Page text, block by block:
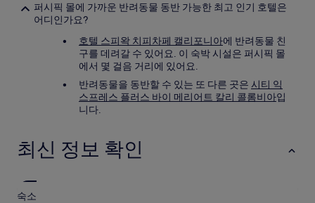
퍼시픽 몰에 가까운 반려동물 동반 가능한 최고 인기 호텔은
어디인가요?
호텔 스피왁 치피차페 캘리포니아에 반려동물 친
구를 데려갈 수 있어요. 이 숙박 시설은 퍼시픽 몰
에서 몇 걸음 거리에 있어요.
반려동물을 동반할 수 있는 또 다른 곳은 시티 익
스프레스 플러스 바이 메리어트 칼리 콜롬비아입
니다.
최신 정보 확인
숙소